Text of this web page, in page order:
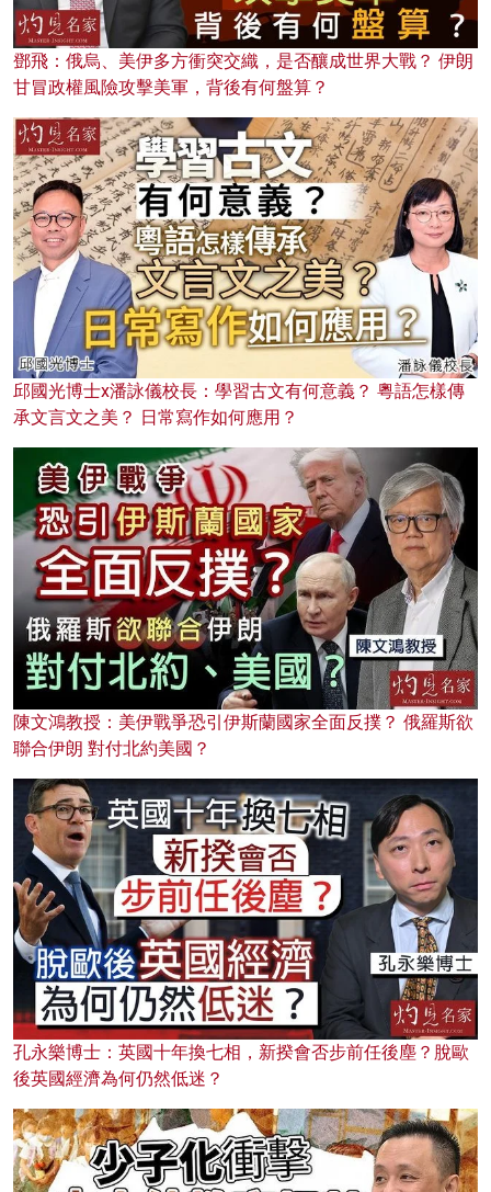
鄧飛：俄烏、美伊多方衝突交織，是否釀成世界大戰？ 伊朗
甘冒政權風險攻擊美軍，背後有何盤算？
邱國光博士x潘詠儀校長：學習古文有何意義？ 粵語怎樣傳
承文言文之美？ 日常寫作如何應用？
陳文鴻教授：美伊戰爭恐引伊斯蘭國家全面反撲？ 俄羅斯欲
聯合伊朗 對付北約美國？
孔永樂博士：英國十年換七相，新揆會否步前任後塵？脫歐
後英國經濟為何仍然低迷？